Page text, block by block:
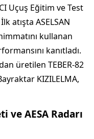
Uçuş Eğitim ve Test
atışta ASELSAN
kullanan
kanıtladı.
üretilen TEBER-82
KIZILELMA,
ve AESA Radarı